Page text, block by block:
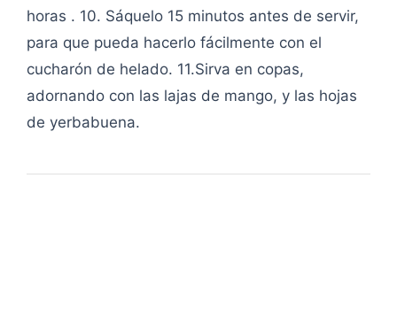
horas . 10. Sáquelo 15 minutos antes de servir,
para que pueda hacerlo fácilmente con el
cucharón de helado. 11.Sirva en copas,
adornando con las lajas de mango, y las hojas
de yerbabuena.